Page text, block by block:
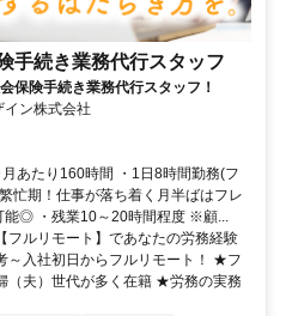
手続き業務代行スタッフ
保険手続き業務代行スタッフ！
ン株式会社
あたり160時間 ・1日8時間勤務(フ
忙期！仕事が落ち着く月半ばはフレ
能◎ ・残業10～20時間程度 ※顧...
フルリモート】であなたの労務経験
～入社初日からフルリモート！ ★フ
（夫）世代が多く在籍 ★労務の実務